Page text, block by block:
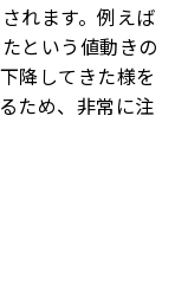
れます。例えば
という値動きの
降してきた様を
ため、非常に注